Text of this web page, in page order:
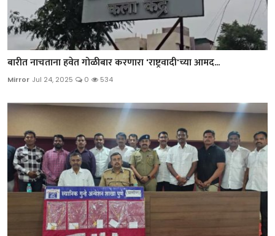
बारीत नाचताना हवेत गोळीबार करणारा 'राष्ट्रवादी'च्या आमद...
Mirror Jul 24, 2025 0 534